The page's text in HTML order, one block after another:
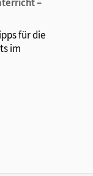
für die
im